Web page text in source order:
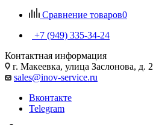
Сравнение товаров0
+7 (949) 335-34-24
Контактная информация
г. Макеевка, улица Заслонова, д. 2
sales@inov-service.ru
Вконтакте
Telegram